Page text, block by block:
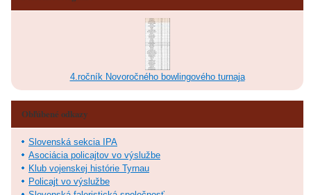
4.ročník Novoročného bowlingového turnaja
Obľúbené odkazy
Slovenská sekcia IPA
Asociácia policajtov vo výslužbe
Klub vojenskej histórie Tyrnau
Policajt vo výslužbe